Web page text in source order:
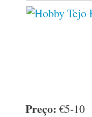
Preço: €5-10